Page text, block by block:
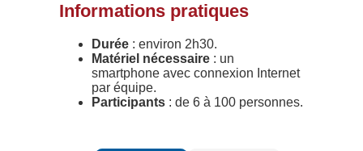
Informations pratiques
Durée: environ 2h30.
Matériel nécessaire: un
smartphone avec connexion Internet
par équipe.
Participants: de 6 à 100 personnes.